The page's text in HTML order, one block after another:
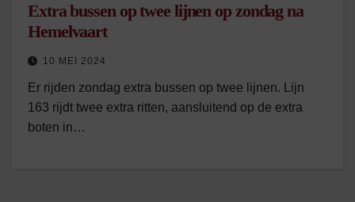
Extra bussen op twee lijnen op zondag na
Hemelvaart
10 MEI 2024
Er rijden zondag extra bussen op twee lijnen. Lijn
163 rijdt twee extra ritten, aansluitend op de extra
boten in…